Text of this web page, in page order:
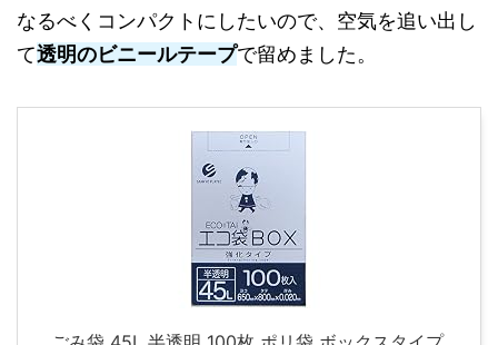
なるべくコンパクトにしたいので、空気を追い出し
て透明のビニールテープで留めました。